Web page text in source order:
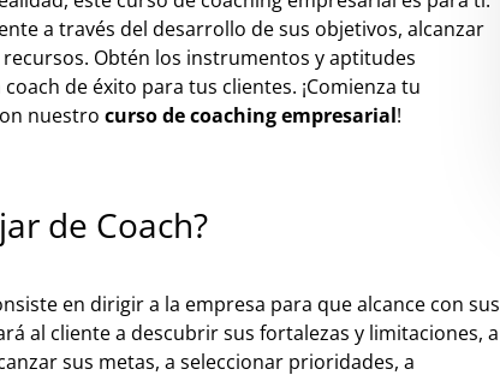
a través del desarrollo de sus objetivos, alcanzar
Obtén los instrumentos y aptitudes
de éxito para tus clientes. ¡Comienza tu
nuestro curso de coaching empresarial!
de Coach?
en dirigir a la empresa para que alcance con sus
al cliente a descubrir sus fortalezas y limitaciones, a
sus metas, a seleccionar prioridades, a